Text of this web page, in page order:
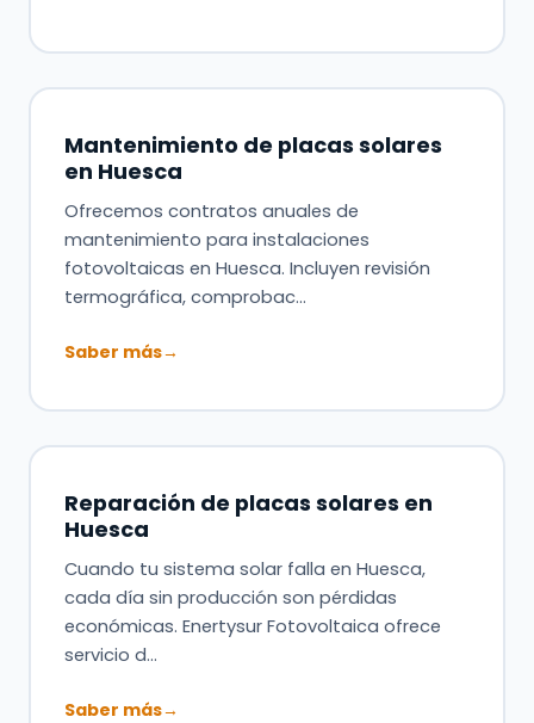
Mantenimiento de placas solares
en Huesca
Ofrecemos contratos anuales de
mantenimiento para instalaciones
fotovoltaicas en Huesca. Incluyen revisión
termográfica, comprobac…
Saber más→
Reparación de placas solares en
Huesca
Cuando tu sistema solar falla en Huesca,
cada día sin producción son pérdidas
económicas. Enertysur Fotovoltaica ofrece
servicio d…
Saber más→